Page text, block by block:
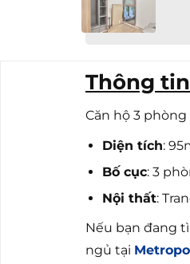
Thông
Căn hộ 3
Diện tích:
Bố cục: 3
Nội thất:
Nếu bạn đang
ngủ tại